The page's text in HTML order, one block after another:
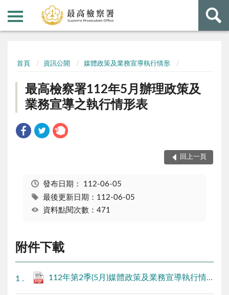
首頁 資訊公開 媒體政策及業務宣導執行情形
最高檢察署112年5月辦理政策及
業務宣導之執行情形表
回上一頁
發布日期： 112-06-05
最後更新日期：112-06-05
資料點閱次數：471
附件下載
112年第2季(5月)媒體政策及業務宣導執行情形表.pdf